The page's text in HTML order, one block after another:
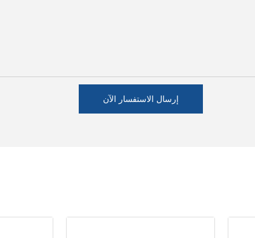
إرسال الاستفسار الآن